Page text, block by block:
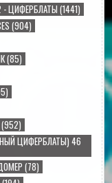
2 - ЦИФЕРБЛАТЫ (1441)
(904)
(85)
(952)
ЦИФЕРБЛАТЫ) 46
(78)